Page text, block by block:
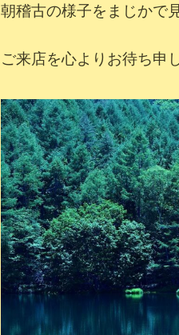
朝稽古の様子をまじかで
ご来店を心よりお待ち申